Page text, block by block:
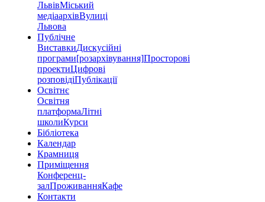
ЛьвівМіський
медіаархівВулиці
Львова
Публічне
ВиставкиДискусійні
програми[розархівування]Просторові
проектиЦифрові
розповідіПублікації
Освітнє
Освітня
платформаЛітні
школиКурси
Бібліотека
Календар
Крамниця
Приміщення
Конференц-
залПроживанняКафе
Контакти